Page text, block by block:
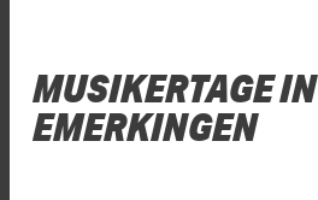
MUSIKERTAGE IN
EMERKINGEN